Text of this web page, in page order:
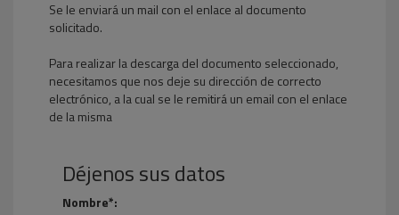
Se le enviará un mail con el enlace al documento
solicitado.
Para realizar la descarga del documento seleccionado,
necesitamos que nos deje su dirección de correcto
electrónico, a la cual se le remitirá un email con el enlace
de la misma
Déjenos sus datos
Nombre*: